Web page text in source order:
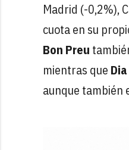
Madrid (-0,2%),
cuota en su
Bon Preu
mientras que Dia
aunque también